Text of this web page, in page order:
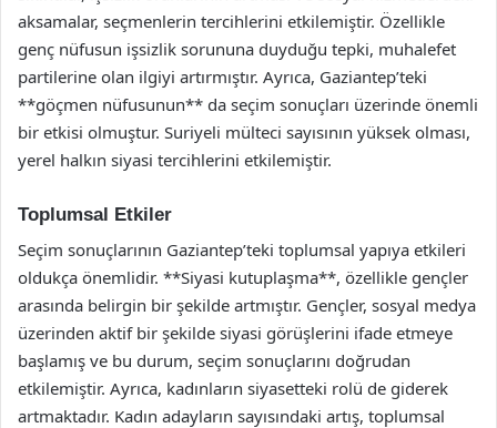
aksamalar, seçmenlerin tercihlerini etkilemiştir. Özellikle
genç nüfusun işsizlik sorununa duyduğu tepki, muhalefet
partilerine olan ilgiyi artırmıştır. Ayrıca, Gaziantep’teki
**göçmen nüfusunun** da seçim sonuçları üzerinde önemli
bir etkisi olmuştur. Suriyeli mülteci sayısının yüksek olması,
yerel halkın siyasi tercihlerini etkilemiştir.
Toplumsal Etkiler
Seçim sonuçlarının Gaziantep’teki toplumsal yapıya etkileri
oldukça önemlidir. **Siyasi kutuplaşma**, özellikle gençler
arasında belirgin bir şekilde artmıştır. Gençler, sosyal medya
üzerinden aktif bir şekilde siyasi görüşlerini ifade etmeye
başlamış ve bu durum, seçim sonuçlarını doğrudan
etkilemiştir. Ayrıca, kadınların siyasetteki rolü de giderek
artmaktadır. Kadın adayların sayısındaki artış, toplumsal